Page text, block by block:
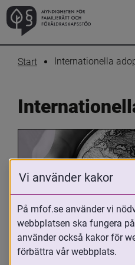
Start Internationella
Oavsett om du är
adoptivförälder eller
Vi använder kakor
På mfof.se använder vi
webbplatsen ska fungera
använder också kakor för
förbättra vår webbplats.